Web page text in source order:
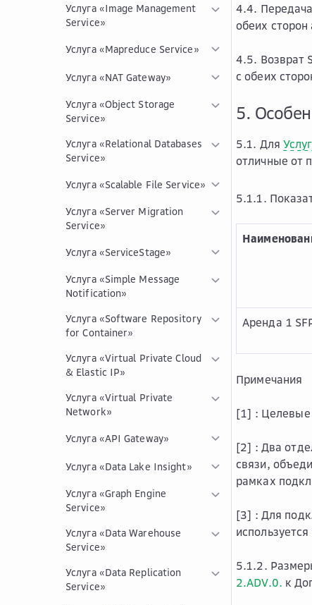
Услуга «Image Management
Service»
Услуга «Mapreduce Service»
Услуга «NAT Gateway»
Услуга «Object Storage
Service»
Услуга «Relational Databases
Service»
Услуга «Scalable File Service»
Услуга «Server Migration
Service»
Услуга «ServiceStage»
Услуга «Simple Message
Notification»
Услуга «Software Repository
for Container»
Услуга «Virtual Private Cloud
& Elastic IP»
Услуга «Virtual Private
Network»
Услуга «API Gateway»
Услуга «Data Lake Insight»
Услуга «Graph Engine
Service»
Услуга «Data Warehouse
Service»
Услуга «Data Replication
Service»
4.4.
обеих
4.5. Возврат
с обеих
5.
5.1. Для
отличные от
5.1.1.
Аренда 1
Примечания
[1] : Целевые
[2] : Два
связи,
рамках
[3] : Для
5.1.2.
2.ADV.0. к